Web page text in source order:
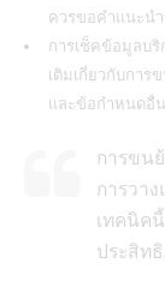
ควรขอคำแนะน
การเช็คข้อมูลบ
เติมเกี่ยวกับการ
และข้อกำหนดอื่
การขน
การวา
เทคนิค
ประสิท